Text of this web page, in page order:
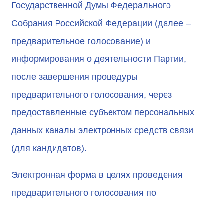
Государственной Думы Федерального
Собрания Российской Федерации (далее –
предварительное голосование) и
информирования о деятельности Партии,
после завершения процедуры
предварительного голосования, через
предоставленные субъектом персональных
данных каналы электронных средств связи
(для кандидатов).
Электронная форма в целях проведения
предварительного голосования по